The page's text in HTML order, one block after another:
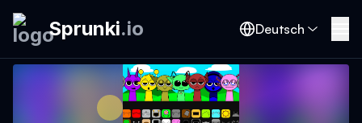
Sprunki.io Deutsch